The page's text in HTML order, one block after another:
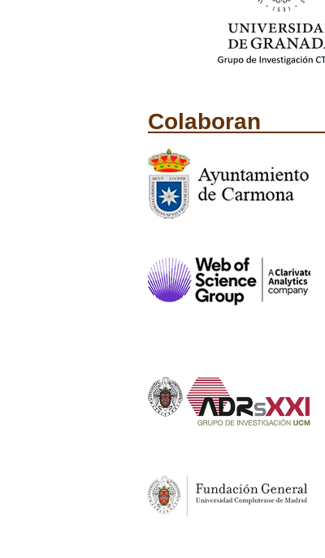
Colaboran